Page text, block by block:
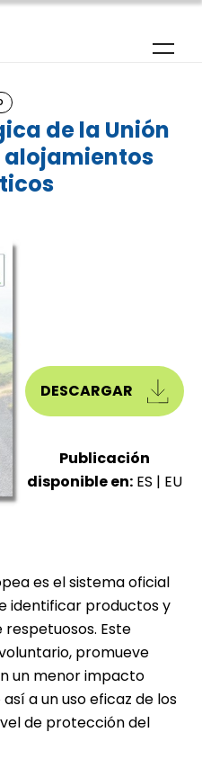
de la Unión
alojamientos
DESCARGAR
Publicación
disponible en: ES | EU
es el sistema oficial
identificar productos y
Este
promueve
un menor impacto
a un uso eficaz de los
de protección del